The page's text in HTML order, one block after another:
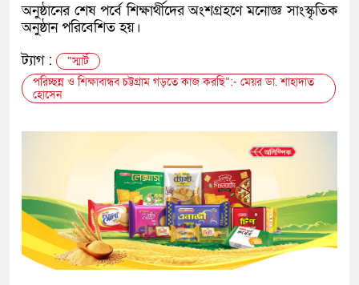
অনুষ্ঠানের শেষ পর্বে শিক্ষার্থীদের অংশগ্রহণে মনোজ্ঞ সাংস্কৃতিক
অনুষ্ঠান পরিবেশিত হয়।
ট্যাগ :
“স্মার্ট
পরিচ্ছন্ন ও শিক্ষাবান্ধব চট্টগ্রাম গড়তে কাজ করছি”:- মেয়র ডা. শাহাদাত
হোসেন